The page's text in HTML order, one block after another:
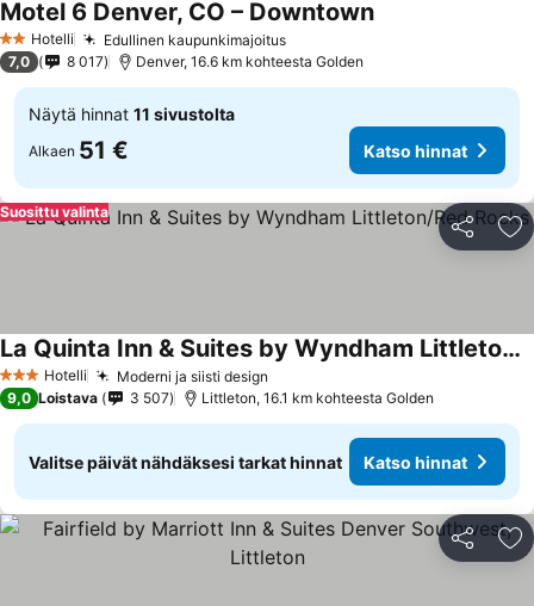
2 Tähtiluokitus
Hotelli Edullinen kaupunkimajoitusKatso hinnat
Motel 6 Denver, CO – DowntownKatso hinnat
7,0 8 017 Denver, 16.6 km kohteesta Golden
Näytä hinnat 11 sivustolta
Alkaen 51 € Katso hinnat
Jaa
Suosittu valinta
3 Tähtiluokitus
Hotelli Moderni ja siisti design
La Quinta Inn & Suites by Wyndham Littleton/Red Rocks
Katso hinnat
9,0 Loistava 3 507 Littleton, 16.1 km kohteesta Golden
Valitse päivät nähdäksesi tarkat hinnat Katso hinnat
Jaa